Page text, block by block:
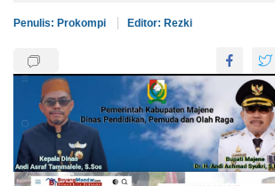
Penulis: Prokompi Editor: Rezki